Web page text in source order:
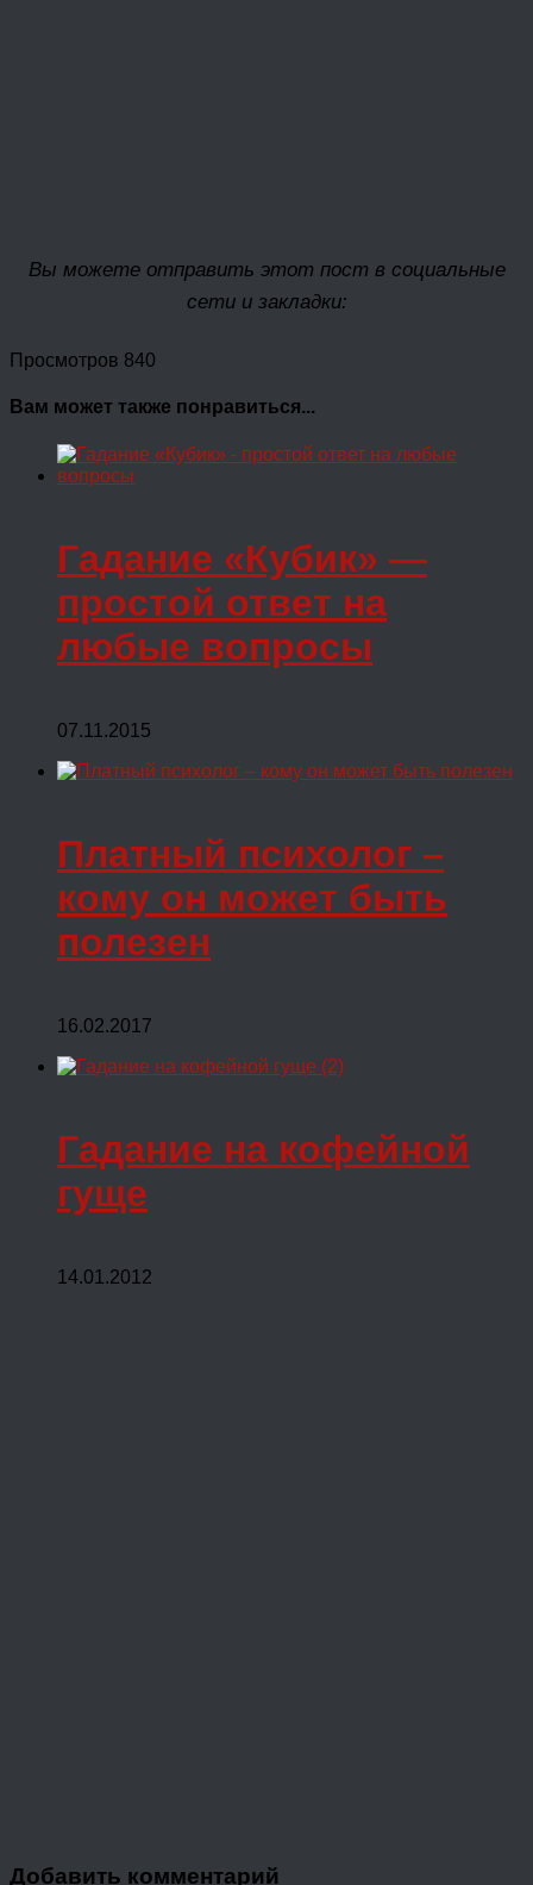
Вы можете отправить этот пост в социальные
сети и закладки:
Просмотров 840
Вам может также понравиться...
Гадание «Кубик» —
простой ответ на
любые вопросы
07.11.2015
Платный психолог –
кому он может быть
полезен
16.02.2017
Гадание на кофейной
гуще
14.01.2012
Добавить комментарий